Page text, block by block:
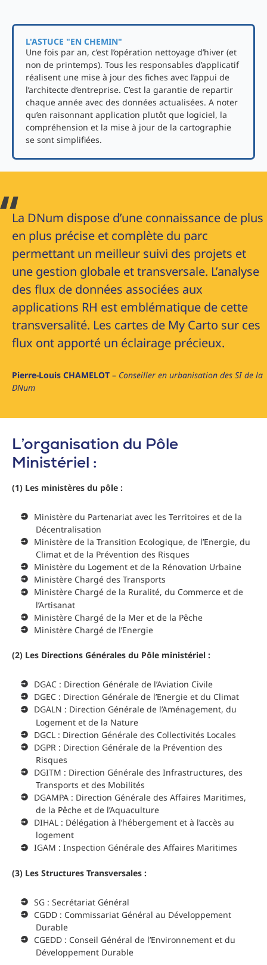
L'ASTUCE "EN CHEMIN"
Une fois par an, c’est l’opération nettoyage d’hiver (et
non de printemps). Tous les responsables d’applicatif
réalisent une mise à jour des fiches avec l’appui de
l’architecte d’entreprise. C’est la garantie de repartir
chaque année avec des données actualisées. A noter
qu’en raisonnant application plutôt que logiciel, la
compréhension et la mise à jour de la cartographie
se sont simplifiées.
La DNum dispose d’une connaissance de plus
en plus précise et complète du parc
permettant un meilleur suivi des projets et
une gestion globale et transversale. L’analyse
des flux de données associées aux
applications RH est emblématique de cette
transversalité. Les cartes de My Carto sur ces
flux ont apporté un éclairage précieux.
Pierre-Louis CHAMELOT – Conseiller en urbanisation des SI de la
DNum
L’organisation du Pôle
Ministériel :
(1) Les ministères du pôle :
Ministère du Partenariat avec les Territoires et de la
Décentralisation
Ministère de la Transition Ecologique, de l’Energie, du
Climat et de la Prévention des Risques
Ministère du Logement et de la Rénovation Urbaine
Ministère Chargé des Transports
Ministère Chargé de la Ruralité, du Commerce et de
l’Artisanat
Ministère Chargé de la Mer et de la Pêche
Ministère Chargé de l’Energie
(2) Les Directions Générales du Pôle ministériel :
DGAC : Direction Générale de l’Aviation Civile
DGEC : Direction Générale de l’Energie et du Climat
DGALN : Direction Générale de l’Aménagement, du
Logement et de la Nature
DGCL : Direction Générale des Collectivités Locales
DGPR : Direction Générale de la Prévention des
Risques
DGITM : Direction Générale des Infrastructures, des
Transports et des Mobilités
DGAMPA : Direction Générale des Affaires Maritimes,
de la Pêche et de l’Aquaculture
DIHAL : Délégation à l’hébergement et à l’accès au
logement
IGAM : Inspection Générale des Affaires Maritimes
(3) Les Structures Transversales :
SG : Secrétariat Général
CGDD : Commissariat Général au Développement
Durable
CGEDD : Conseil Général de l’Environnement et du
Développement Durable